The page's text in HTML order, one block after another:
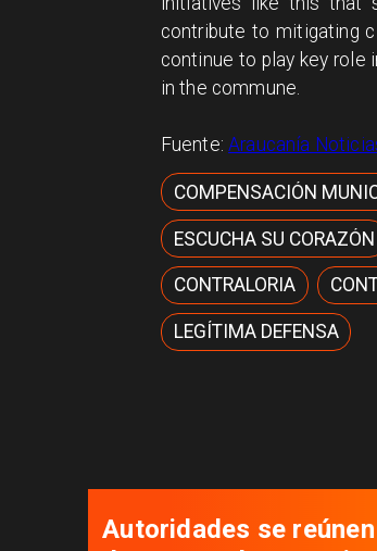
contribute to mitigating
continue to play key role
in the commune.
Fuente:Araucanía
COMPENSACIÓN
ESCUCHA SU CORAZÓN
CONTRALORIA
LEGÍTIMA DEFENSA
Autoridades se